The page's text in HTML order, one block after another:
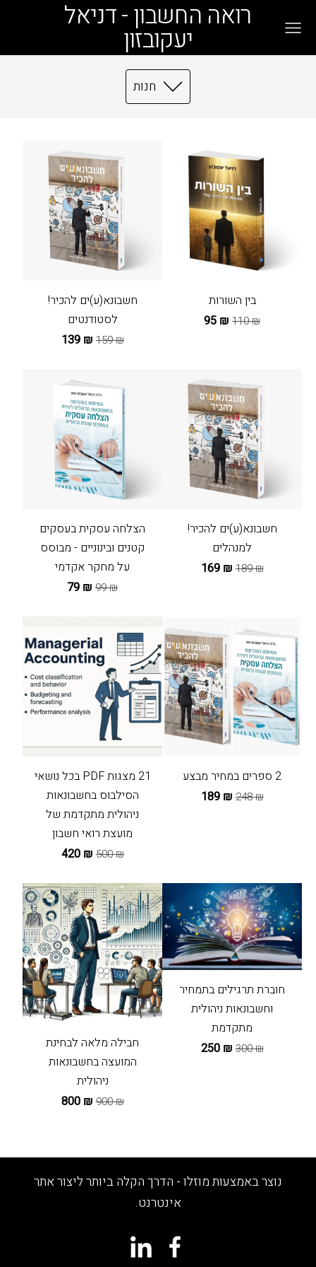
רואה החשבון - דניאל
יעקובזון
חנות
בין השורות
₪ 110
₪ 95
חשבונא(ע)ים להכיר!
לסטודנטים
₪ 159
₪ 139
חשבונא(ע)ים להכיר!
למנהלים
₪ 189
₪ 169
הצלחה עסקית בעסקים
קטנים ובינוניים - מבוסס
על מחקר אקדמי
₪ 99
₪ 79
2 ספרים במחיר מבצע
₪ 248
₪ 189
21 מצגות PDF בכל נושאי
הסילבוס בחשבונאות
ניהולית מתקדמת של
מועצת רואי חשבון
₪ 500
₪ 420
חוברת תרגילים בתמחיר
וחשבונאות ניהולית
מתקדמת
₪ 300
₪ 250
חבילה מלאה לבחינת
המועצה בחשבונאות
ניהולית
₪ 900
₪ 800
נוצר באמצעות מוזלו - הדרך הקלה ביותר ליצור אתר
אינטרנט.